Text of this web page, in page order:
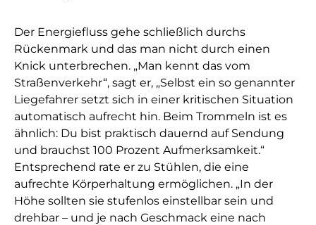
Der Energiefluss gehe schließlich durchs
Rückenmark und das man nicht durch einen
Knick unterbrechen. „Man kennt das vom
Straßenverkehr“, sagt er, „Selbst ein so genannter
Liegefahrer setzt sich in einer kritischen Situation
automatisch aufrecht hin. Beim Trommeln ist es
ähnlich: Du bist praktisch dauernd auf Sendung
und brauchst 100 Prozent Aufmerksamkeit.“
Entsprechend rate er zu Stühlen, die eine
aufrechte Körperhaltung ermöglichen. „In der
Höhe sollten sie stufenlos einstellbar sein und
drehbar – und je nach Geschmack eine nach